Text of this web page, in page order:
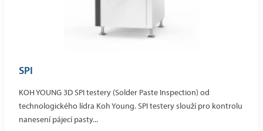
SPI
KOH YOUNG 3D SPI testery (Solder Paste Inspection) od
technologického lídra Koh Young. SPI testery slouží pro kontrolu
nanesení pájecí pasty...